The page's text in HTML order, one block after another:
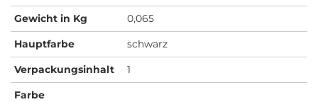
Gewicht in Kg
0,065
Hauptfarbe
schwarz
Verpackungsinhalt
1
Farbe